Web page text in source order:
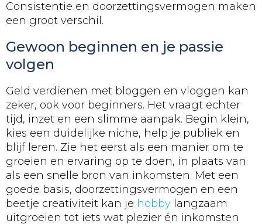
Consistentie en doorzettingsvermogen maken
een groot verschil.
Gewoon beginnen en je passie
volgen
Geld verdienen met bloggen en vloggen kan
zeker, ook voor beginners. Het vraagt echter
tijd, inzet en een slimme aanpak. Begin klein,
kies een duidelijke niche, help je publiek en
blijf leren. Zie het eerst als een manier om te
groeien en ervaring op te doen, in plaats van
als een snelle bron van inkomsten. Met een
goede basis, doorzettingsvermogen en een
beetje creativiteit kan je hobby langzaam
uitgroeien tot iets wat plezier én inkomsten